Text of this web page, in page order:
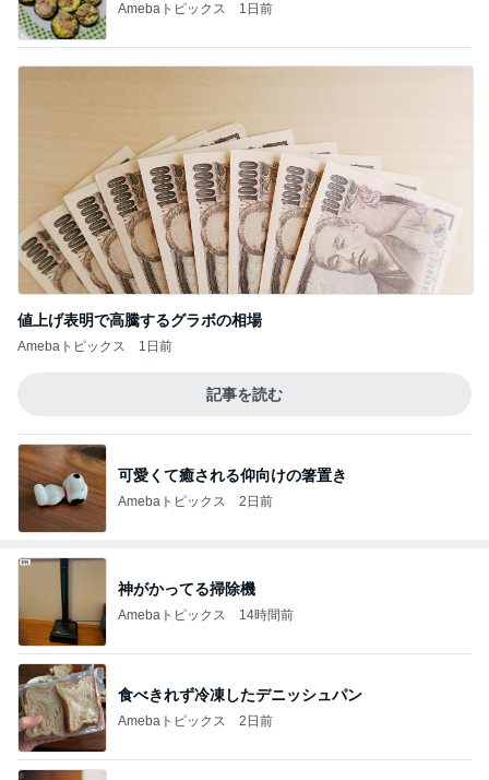
Amebaトピックス 1日前
値上げ表明で高騰するグラボの相場
Amebaトピックス 1日前
記事を読む
可愛くて癒される仰向けの箸置き
Amebaトピックス 2日前
神がかってる掃除機
Amebaトピックス 14時間前
食べきれず冷凍したデニッシュパン
Amebaトピックス 2日前